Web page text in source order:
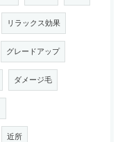
リラックス効果
グレードアップ
ダメージ毛
近所